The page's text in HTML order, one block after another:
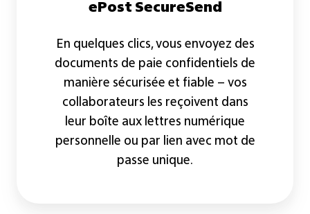
ePost SecureSend
En quelques clics, vous envoyez des
documents de paie confidentiels de
manière sécurisée et fiable – vos
collaborateurs les reçoivent dans
leur boîte aux lettres numérique
personnelle ou par lien avec mot de
passe unique.